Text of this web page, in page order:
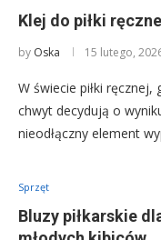
Klej do piłki
by Oska 15 lutego,
W świecie piłki ręcznej,
chwyt decydują o
nieodłączny element
Sprzęt
Bluzy piłkarskie